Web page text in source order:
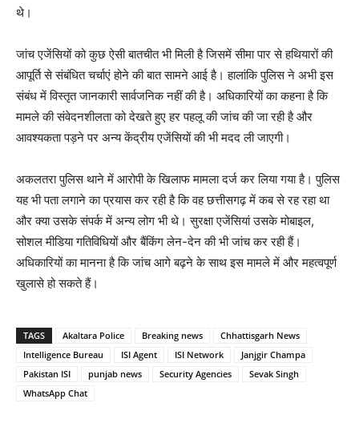
थे।
जांच एजेंसियों को कुछ ऐसी बातचीत भी मिली है जिसमें सीमा पार से हथियारों की
आपूर्ति से संबंधित चर्चाएं होने की बात सामने आई है। हालांकि पुलिस ने अभी इस
संबंध में विस्तृत जानकारी सार्वजनिक नहीं की है। अधिकारियों का कहना है कि
मामले की संवेदनशीलता को देखते हुए हर पहलू की जांच की जा रही है और
आवश्यकता पड़ने पर अन्य केंद्रीय एजेंसियों की भी मदद ली जाएगी।
अकलतरा पुलिस थाने में आरोपी के खिलाफ मामला दर्ज कर लिया गया है। पुलिस
यह भी पता लगाने का प्रयास कर रही है कि वह छत्तीसगढ़ में कब से रह रहा था
और क्या उसके संपर्क में अन्य लोग भी थे। सुरक्षा एजेंसियां उसके मोबाइल,
सोशल मीडिया गतिविधियों और बैंकिंग लेन-देन की भी जांच कर रही हैं।
अधिकारियों का मानना है कि जांच आगे बढ़ने के साथ इस मामले में और महत्वपूर्ण
खुलासे हो सकते हैं।
TAGS Akaltara Police Breaking news
Chhattisgarh News
Intelligence Bureau
ISI Agent ISI Network
Janjgir Champa
Pakistan ISI
punjab news Security Agencies
Sevak Singh
WhatsApp Chat